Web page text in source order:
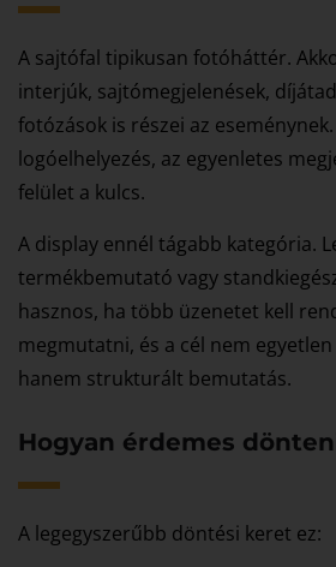
A sajtófal tipikusan fotóháttér.
interjúk, sajtómegjelenések,
fotózások is részei az
logóelhelyezés, az egyenletes
felület a kulcs.
A display ennél tágabb kategória.
termékbemutató vagy
hasznos, ha több üzenetet kell
megmutatni, és a cél nem
hanem strukturált bemutatás.
Hogyan érdemes
A legegyszerűbb döntési keret ez: